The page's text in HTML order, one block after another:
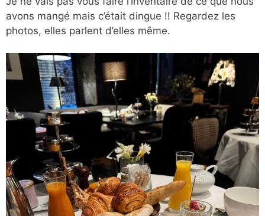
avons mangé mais c’était dingue !! Regardez les
photos, elles parlent d’elles même.